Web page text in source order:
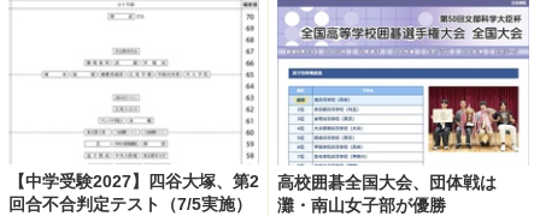
【中学受験2027】四谷大塚、第2
回合不合判定テスト（7/5実施）
高校囲碁全国大会、団体戦は
灘・南山女子部が優勝